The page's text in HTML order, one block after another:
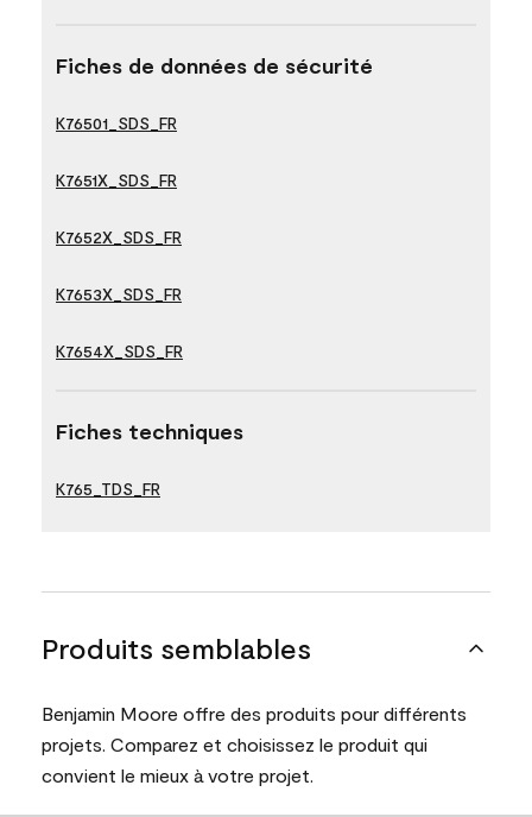
Fiches de données de sécurité
K76501_SDS_FR
K7651X_SDS_FR
K7652X_SDS_FR
K7653X_SDS_FR
K7654X_SDS_FR
Fiches techniques
K765_TDS_FR
Produits semblables
Benjamin Moore offre des produits pour différents
projets. Comparez et choisissez le produit qui
convient le mieux à votre projet.